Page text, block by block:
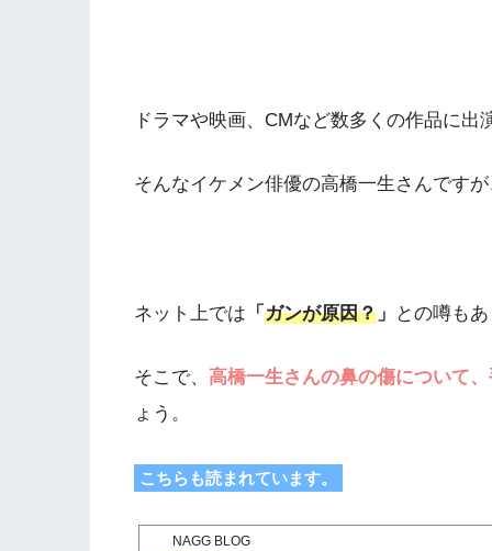
ドラマや映画、CMなど数多くの作品に
そんなイケメン俳優の高橋一生さんです
ネット上では 「 ガンが原因？ 」 との噂も
そこで、 高橋一生さんの鼻の傷について
ょう。
こちらも読まれています。
NAGG BLOG